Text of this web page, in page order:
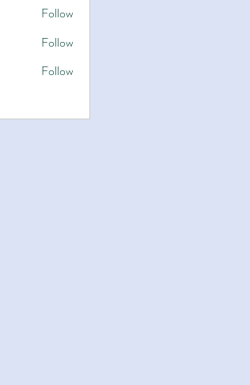
Follow
Follow
Follow